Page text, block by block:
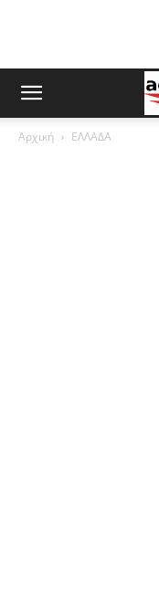
Αρχική ΕΛΛΑΔΑ